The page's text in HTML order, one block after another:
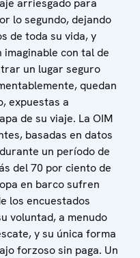
arriesgado para
lo segundo, dejando
de toda su vida, y
con tal de
un lugar seguro
quedan
expuestas a
de su viaje. La OIM
basadas en datos
un período de
del 70 por ciento de
en barco sufren
los encuestados
voluntad, a menudo
y su única forma
forzoso sin paga. Un